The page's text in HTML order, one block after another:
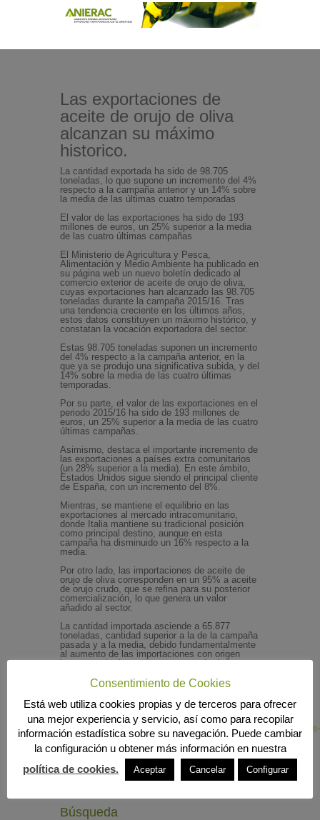
Las exportaciones de
aceite de orujo de oliva
alcanzan su máximo
historico.
La cantidad exportada ha sido de 98.705
toneladas, lo que supone un incremento del 4%
respecto a la campaña anterior y un 14% sobre
la media de las últimas cuatro temporadas
El valor de las exportaciones ha sido de 193
millones de euros, un 25% superior a la media
de las cuatro últimas campañas
El Ministerio de Agricultura y Pesca,
Alimentación y Medio Ambiente ha publicado en
su página web un nuevo boletín dedicado al
comercio exterior de aceite de orujo de oliva,
cuyas exportaciones han alcanzado las 98.705
toneladas durante la campaña 2015/16. Tras
una tendencia creciente en los últimos años,
estos datos constituyen un máximo histórico, y
constatan la vocación exportadora del sector.
Estas 98.705 toneladas suponen un incremento
del 4% respecto a la campaña anterior, en la
que ya se produjo una significativa subida, y del
14% sobre la media de las cuatro últimas
temporadas.
Por su parte, el valor de las exportaciones en el
periodo 2015/16 ha sido de 193 millones de
euros, un 25% superior a la media de las cuatro
últimas campañas.
Asimismo, destaca el importante incremento de
las exportaciones a países extra comunitarios
(un 28% superior a la media). En este ámbito,
Estados Unidos sigue siendo el principal cliente
de España, con un incremento del 8%.
Mientras, se mantiene el equilibrio en las
exportaciones al mercado intracomunitario,
donde Italia mantiene su tradicional posición
como principal destino, aunque en esta
campaña ha disminuido un 16% respecto a la
media.
Por otro lado, las importaciones de aceite de
orujo de oliva corresponden en un 95% a aceite
de orujo crudo, que se refina para su posterior
comercialización, lo que genera un valor
añadido al sector.
La cantidad importada asciende a 65.877
toneladas, cantidad superior a la de la campaña
pasada y a la media, debido fundamentalmente
al aumento de las importaciones con origen
intracomunitario como consecuencia de la
países.
Este boletín se puede consultar en el siguiente
enlace:
http://www.mapama.gob.es/es/agricultura/temas/producciones-
agricolas/aceite-oliva-y-aceituna-
mesa/boletin_comercio_exterior_aaoo_am.aspx
Búsqueda
Consentimiento de Cookies
Está web utiliza cookies propias y de terceros para ofrecer
una mejor experiencia y servicio, así como para recopilar
información estadística sobre su navegación. Puede cambiar
la configuración u obtener más información en nuestra
política de cookies.
Aceptar Cancelar Configurar